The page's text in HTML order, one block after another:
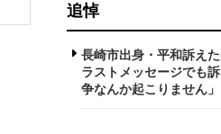
追悼
長崎市出身・平和訴え
ラストメッセージでも
争なんか起こりません」